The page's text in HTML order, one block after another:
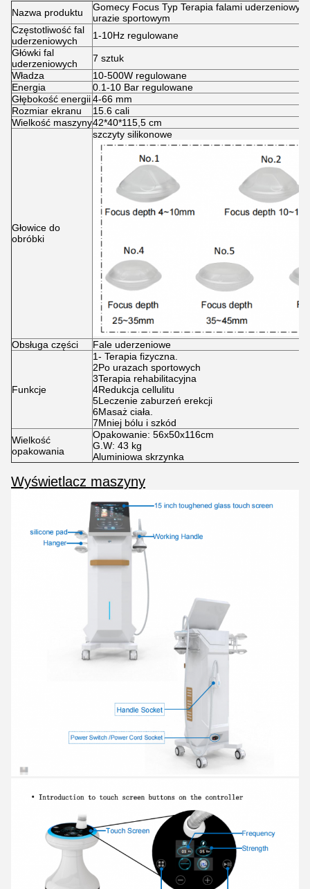
Nazwa produktu
Gomecy Focus Typ Terapia falami
urazie sportowym
Częstotliwość fal
uderzeniowych
1-10Hz regulowane
Główki fal
uderzeniowych
7 sztuk
Władza
10-500W regulowane
Energia
0.1-10 Bar regulowane
Głębokość energii4-66 mm
Rozmiar ekranu
15.6 cali
Wielkość maszyny42*40*115,5 cm
Głowice do
obróbki
szczyty silikonowe
Obsługa części Fale uderzeniowe
Funkcje
1- Terapia fizyczna.
2Po urazach sportowych
3Terapia rehabilitacyjna
4Redukcja cellulitu
5Leczenie zaburzeń erekcji
6Masaż ciała.
7Mniej bólu i szkód
Wielkość
opakowania
Opakowanie: 56x50x116cm
G.W: 43 kg
Aluminiowa skrzynka
Wyświetlacz maszyny